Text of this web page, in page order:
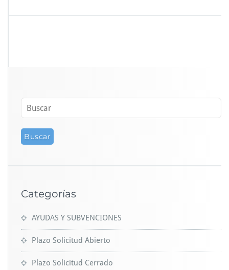
Categorías
AYUDAS Y SUBVENCIONES
Plazo Solicitud Abierto
Plazo Solicitud Cerrado